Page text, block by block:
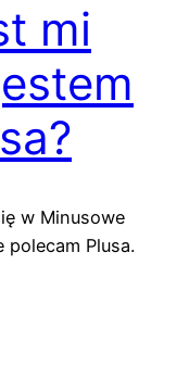
mi
w Minusowe
Plusa.